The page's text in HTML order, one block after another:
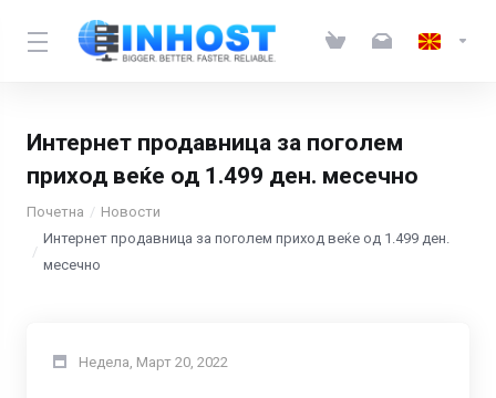
Интернет продавница за поголем
приход веќе од 1.499 ден. месечно
Почетна
Новости
Интернет продавница за поголем приход веќе од 1.499 ден.
месечно
Недела, Март 20, 2022